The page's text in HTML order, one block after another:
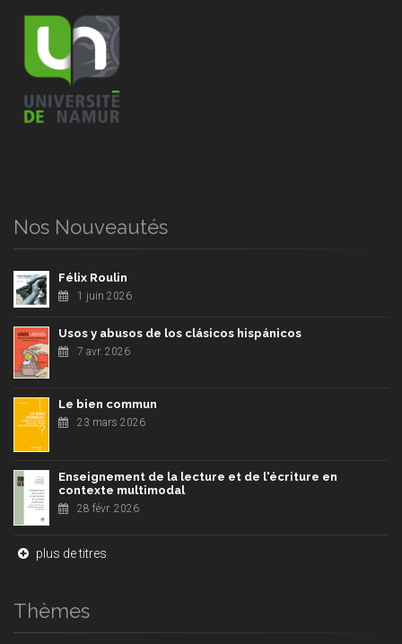
Nos Nouveautés
Félix Roulin
1 juin 2026
Usos y abusos de los clásicos hispánicos
7 avr. 2026
Le bien commun
23 mars 2026
Enseignement de la lecture et de l'écriture en
contexte multimodal
28 févr. 2026
plus de titres
Thèmes